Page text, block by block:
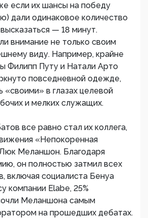
если их шансы на победу
дали одинаковое количество
— 18 минут.
внимание не только своим
виду. Например, крайне
Филипп Путу и Натали Арто
повседневной одежде,
«своими» в глазах целевой
и мелких служащих.
все равно стал их коллега,
«Непокоренная
Меланшон. Благодаря
он полностью затмил всех
включая социалиста Бенуа
компании Elabe, 25%
Меланшона самым
на прошедших дебатах.